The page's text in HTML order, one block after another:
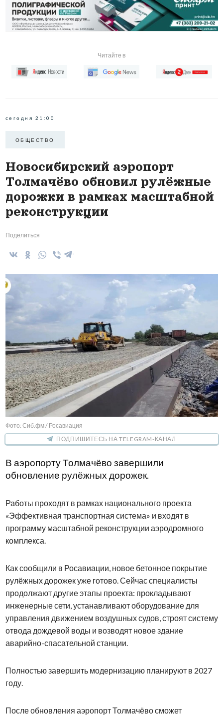
Читайте в
сегодня 21:00
ОБЩЕСТВО
Новосибирский аэропорт
Толмачёво обновил рулёжные
дорожки в рамках масштабной
реконструкции
Поделиться
Фото: Сиб.фм / Росавиация
ПОДПИШИТЕСЬ НА TELEGRAM-КАНАЛ
В аэропорту Толмачёво завершили
обновление рулёжных дорожек.
Работы проходят в рамках национального проекта
«Эффективная транспортная система» и входят в
программу масштабной реконструкции аэродромного
комплекса.
Как сообщили в Росавиации, новое бетонное покрытие
рулёжных дорожек уже готово. Сейчас специалисты
продолжают другие этапы проекта: прокладывают
инженерные сети, устанавливают оборудование для
управления движением воздушных судов, строят систему
отвода дождевой воды и возводят новое здание
аварийно-спасательной станции.
Полностью завершить модернизацию планируют в 2027
году.
После обновления аэропорт Толмачёво сможет